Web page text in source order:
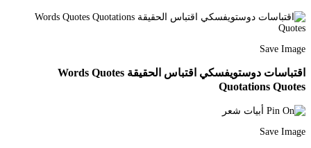
Save Image
اقتباسات دوستويفسكي اقتباس الحقيقة Words Quotes
Quotations Quotes
Save Image